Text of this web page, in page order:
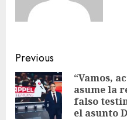
Previous
“Vamos,
asume la
falso
el asunto